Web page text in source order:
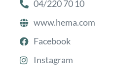
04/220 70 10
www.hema.com
Facebook
Instagram